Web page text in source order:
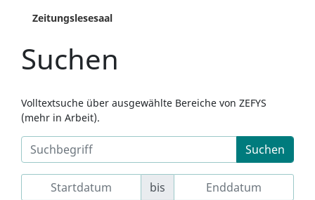
Zeitungslesesaal
Suchen
Volltextsuche über ausgewählte Bereiche von ZEFYS
(mehr in Arbeit).
Suchen
bis